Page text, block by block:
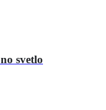
svetlo